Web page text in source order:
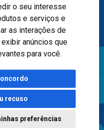
o seu interesse
e serviços e
as interações de
exibir anúncios que
para você.
recuso
preferências
Porto Alegre – RS,
Nasi - CREMERS 11217
Empresa (CRM-RS): 425